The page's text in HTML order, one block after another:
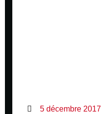
5 décembre 2017